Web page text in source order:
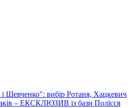
Шевченко": вибір Ротаня, Хацкевич
– ЕКСКЛЮЗИВ із бази Полісся